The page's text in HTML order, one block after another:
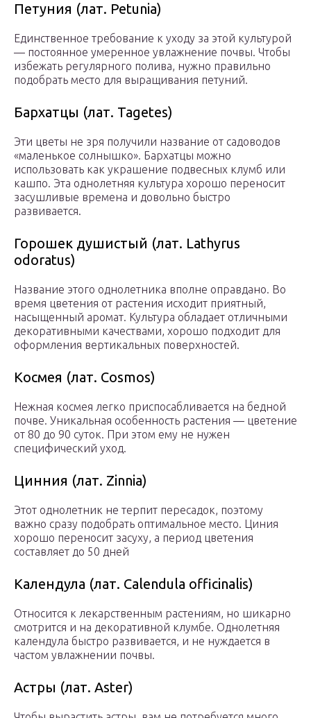
Петуния (лат. Petunia)
Единственное требование к уходу за этой культурой
— постоянное умеренное увлажнение почвы. Чтобы
избежать регулярного полива, нужно правильно
подобрать место для выращивания петуний.
Бархатцы (лат. Tagetes)
Эти цветы не зря получили название от садоводов
«маленькое солнышко». Бархатцы можно
использовать как украшение подвесных клумб или
кашпо. Эта однолетняя культура хорошо переносит
засушливые времена и довольно быстро
развивается.
Горошек душистый (лат. Lathyrus
odoratus)
Название этого однолетника вполне оправдано. Во
время цветения от растения исходит приятный,
насыщенный аромат. Культура обладает отличными
декоративными качествами, хорошо подходит для
оформления вертикальных поверхностей.
Космея (лат. Cosmos)
Нежная космея легко приспосабливается на бедной
почве. Уникальная особенность растения — цветение
от 80 до 90 суток. При этом ему не нужен
специфический уход.
Цинния (лат. Zinnia)
Этот однолетник не терпит пересадок, поэтому
важно сразу подобрать оптимальное место. Циния
хорошо переносит засуху, а период цветения
составляет до 50 дней
Календула (лат. Calendula officinalis)
Относится к лекарственным растениям, но шикарно
смотрится и на декоративной клумбе. Однолетняя
календула быстро развивается, и не нуждается в
частом увлажнении почвы.
Астры (лат. Aster)